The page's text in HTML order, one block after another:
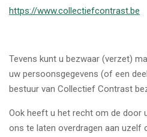
https://www.collectiefcontrast.be
Tevens kunt u bezwaar (verzet)
uw persoonsgegevens (of een
bestuur van Collectief Contrast
Ook heeft u het recht om de door
ons te laten overdragen aan uzelf